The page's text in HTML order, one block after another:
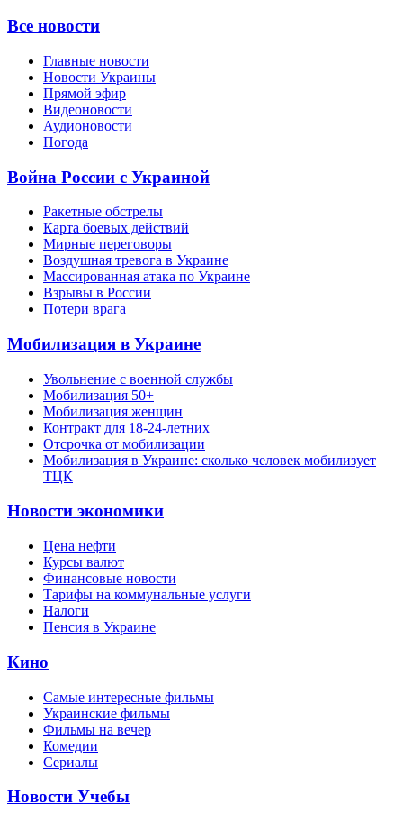
Все новости
Главные новости
Новости Украины
Прямой эфир
Видеоновости
Аудионовости
Погода
Война России с Украиной
Ракетные обстрелы
Карта боевых действий
Мирные переговоры
Воздушная тревога в Украине
Массированная атака по Украине
Взрывы в России
Потери врага
Мобилизация в Украине
Увольнение с военной службы
Мобилизация 50+
Мобилизация женщин
Контракт для 18-24-летних
Отсрочка от мобилизации
Мобилизация в Украине: сколько человек мобилизует
ТЦК
Новости экономики
Цена нефти
Курсы валют
Финансовые новости
Тарифы на коммунальные услуги
Налоги
Пенсия в Украине
Кино
Самые интересные фильмы
Украинские фильмы
Фильмы на вечер
Комедии
Сериалы
Новости Учебы